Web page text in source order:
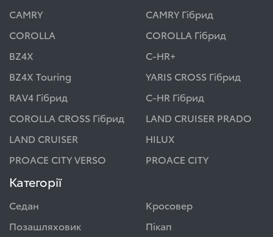
CAMRY
CAMRY Гібрид
COROLLA
COROLLA Гібрид
BZ4X
C-HR+
BZ4X Touring
YARIS CROSS Гібрид
RAV4 Гібрид
C-HR Гібрид
COROLLA CROSS Гібрид
LAND CRUISER PRADO
LAND CRUISER
HILUX
PROACE CITY VERSO
PROACE CITY
Категорії
Седан
Кросовер
Позашляховик
Пікап